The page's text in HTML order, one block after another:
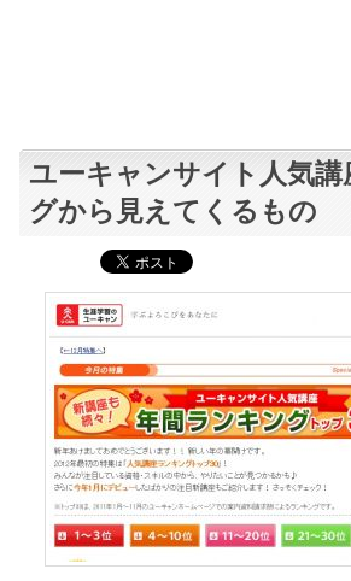
ユーキャンサイト人気
グから見えてくるもの